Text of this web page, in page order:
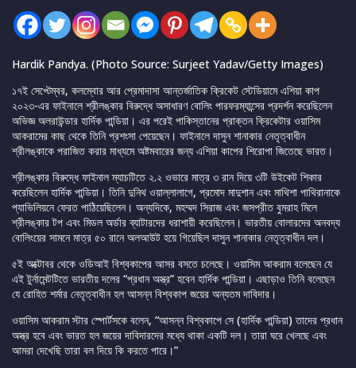
Hardik Pandya. (Photo Source: Surjeet Yadav/Getty Images)
১৭ই সেপ্টেম্বর, কলম্বোর আর প্রেমাদাসা আন্তর্জাতিক ক্রিকেট স্টেডিয়ামে এশিয়া কাপ
২০২৩-এর ফাইনালে শ্রীলঙ্কার বিরুদ্ধে অসাধারণ বোলিং পারফরম্যান্সের প্রদর্শন করেছিলেন
অভিজ্ঞ অলরাউন্ডার হার্দিক পান্ডিয়া। এর পরেই পাকিস্তানের প্রাক্তন ক্রিকেটার ওয়াসিম
আকরামের কাছ থেকে তিনি প্রশংসা পেয়েছেন। ফাইনালে দাসুন শানাকার নেতৃত্বাধীন
শ্রীলঙ্কাকে পরাজিত করার মাধ্যমে অষ্টমবারের জন্য এশিয়া কাপের শিরোপা জিতেছে ভারত।
শ্রীলঙ্কার বিরুদ্ধে ফাইনাল ম্যাচটিতে ২.২ ওভারে মাত্র ৩ রান দিয়ে ৩টি উইকেট শিকার
করেছিলেন হার্দিক পান্ডিয়া। তিনি দুনিথ ওয়াল্লালাগে, প্রমোদ মাদুশান এবং মাথিশা পাথিরানাকে
প্যাভিলিয়নে ফেরত পাঠিয়েছিলেন। অন্যদিকে, মহম্মদ সিরাজ এবং জসপ্রীত বুমরাহ মিলে
শ্রীলঙ্কার টপ এবং মিডল অর্ডার ব্যাটারদের ধরাশায়ী করেছিলেন। ভারতীয় বোলারদের অনবদ্য
বোলিংয়ের সামনে মাত্র ৫০ রানে অলআউট হয়ে গিয়েছিল দাসুন শানাকার নেতৃত্বাধীন দল।
৫ই অক্টোবর থেকে ওডিআই বিশ্বকাপের আসর বসতে চলেছে। ওয়াসিম আকরাম বলেছেন যে
এই টুর্নামেন্টটিতে ভারতীয় দলের “প্রধান অস্ত্র” হবেন হার্দিক পান্ডিয়া। এছাড়াও তিনি বলেছেন
যে রোহিত শর্মার নেতৃত্বাধীন হল আসন্ন বিশ্বকাপ জয়ের অন্যতম দাবিদার।
ওয়াসিম আকরাম স্টার স্পোর্টসকে বলেন, “আসন্ন বিশ্বকাপে সে (হার্দিক পান্ডিয়া) তাদের প্রধান
অস্ত্র হবে এবং ভারত হল জয়ের দাবিদারদের মধ্যে থাকা একটি দল। তারা ঘরে খেলছে এবং
আমরা দেখেছি তারা বল দিয়ে কি করতে পারে।”